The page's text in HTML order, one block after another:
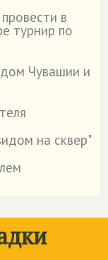
в
турнир по
Чувашии и
на сквер"